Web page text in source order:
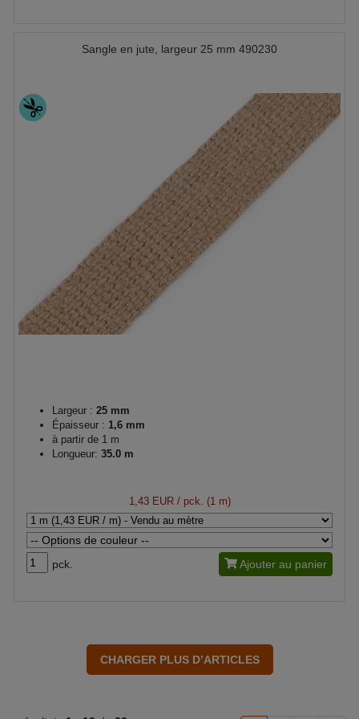
Sangle en jute, largeur 25 mm 490230
Largeur : 25 mm
Épaisseur : 1,6 mm
à partir de 1 m
Longueur: 35.0 m
1,43 EUR/ pck. (1 m)
pck. Ajouter au panier